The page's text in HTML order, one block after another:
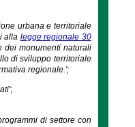
urbana e territoriale
alla legge regionale 30
dei monumenti naturali
di sviluppo territoriale
regionale.';
;
di settore con